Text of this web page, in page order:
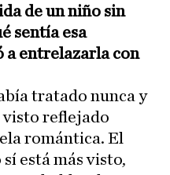
de un niño sin
sentía esa
a entrelazarla con
tratado nunca y
visto reflejado
romántica. El
está más visto,